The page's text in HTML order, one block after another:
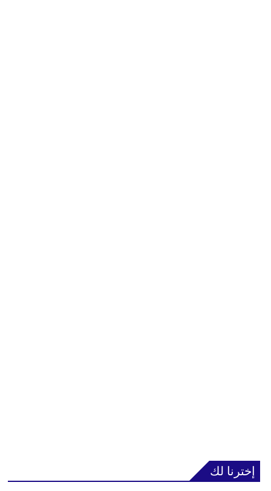
إخترنا لك